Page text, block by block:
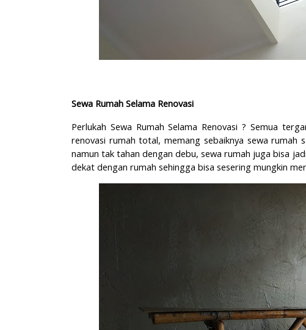
Sewa Rumah Selama Renovasi
Perlukah Sewa Rumah Selama Renovasi ? Semua
renovasi rumah total, memang sebaiknya sewa rumah
namun tak tahan dengan debu, sewa rumah juga bisa
dekat dengan rumah sehingga bisa sesering mungkin